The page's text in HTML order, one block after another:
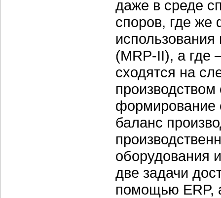
даже в среде
споров, где же
(MRP-II), а где
сходятся на
формирование
баланс
оборудования
две задачи
помощью ERP,